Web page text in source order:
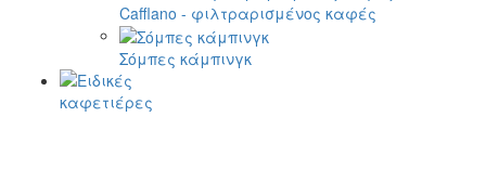
Cafflano - φιλτραρισμένος καφές
Σόμπες κάμπινγκ